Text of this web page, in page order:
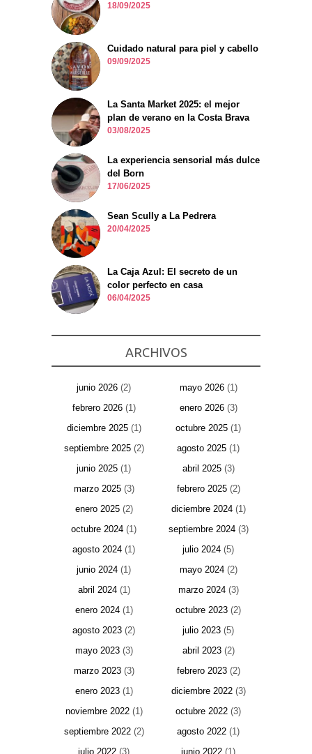
18/09/2025
Cuidado natural para piel y cabello
09/09/2025
La Santa Market 2025: el mejor
plan de verano en la Costa Brava
03/08/2025
La experiencia sensorial más dulce
del Born
17/06/2025
Sean Scully a La Pedrera
20/04/2025
La Caja Azul: El secreto de un
color perfecto en casa
06/04/2025
ARCHIVOS
junio 2026 (2) mayo 2026(1)
febrero 2026(1) enero 2026(3)
diciembre 2025(1) octubre 2025 (1)
septiembre 2025(2) agosto 2025 (1)
junio 2025 (1) abril 2025(3)
marzo 2025(3) febrero 2025(2)
enero 2025(2) diciembre 2024(1)
octubre 2024 (1) septiembre 2024(3)
agosto 2024 (1) julio 2024 (5)
junio 2024 (1) mayo 2024(2)
abril 2024(1) marzo 2024(3)
enero 2024(1) octubre 2023 (2)
agosto 2023 (2) julio 2023 (5)
mayo 2023(3) abril 2023(2)
marzo 2023(3) febrero 2023(2)
enero 2023(1) diciembre 2022(3)
noviembre 2022(1) octubre 2022 (3)
septiembre 2022(2) agosto 2022 (1)
julio 2022 (3) junio 2022 (1)